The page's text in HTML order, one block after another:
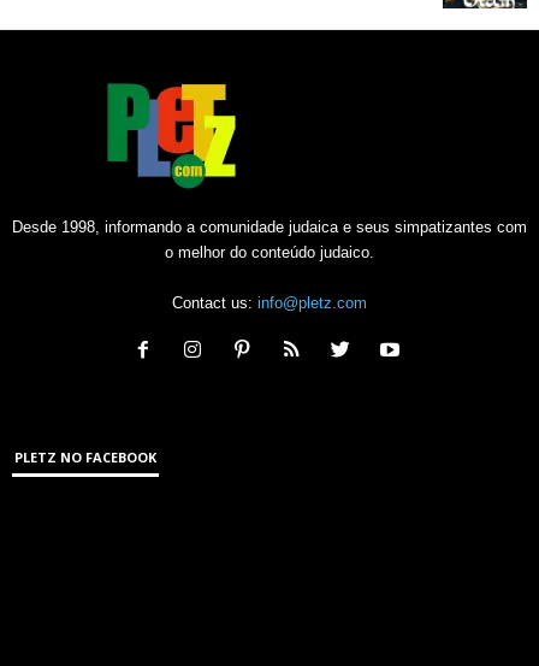
Desde 1998, informando a comunidade judaica e seus simpatizantes com
o melhor do conteúdo judaico.
Contact us: info@pletz.com
PLETZ NO FACEBOOK